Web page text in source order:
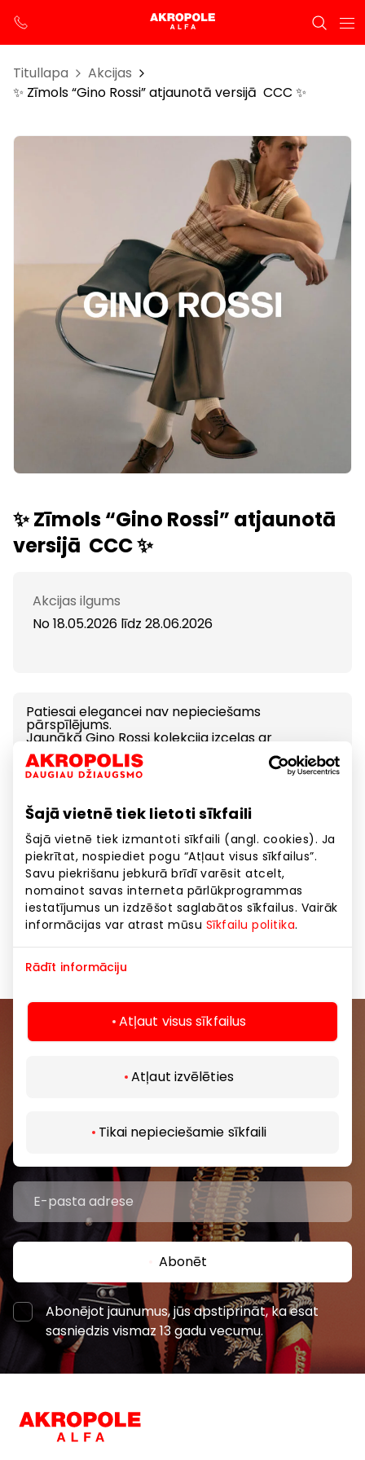
Šajā vietnē tiek lietoti sīkfaili
Šajā vietnē tiek izmantoti sīkfaili (angl. cookies). Ja
piekrītat, nospiediet pogu “Atļaut visus sīkfailus”.
Savu piekrišanu jebkurā brīdī varēsit atcelt,
nomainot savas interneta pārlūkprogrammas
iestatījumus un izdzēšot saglabātos sīkfailus. Vairāk
informācijas var atrast mūsu Sīkfailu politika.
Rādīt informāciju
Atļaut visus sīkfailus
Atļaut izvēlēties
Tikai nepieciešamie sīkfaili
Titullapa
Akcijas
✨ Zīmols “Gino Rossi” atjaunotā versijā CCC ✨
✨ Zīmols “Gino Rossi” atjaunotā
versijā CCC ✨
Akcijas ilgums
No 18.05.2026 līdz 28.06.2026
Patiesai elegancei nav nepieciešams
pārspīlējums.
JaunākāGino Rossi kolekcija izceļas ar
izsmalcinātiem siluetiem, mierīgu krāsu paleti un
laikmetīgiem aksesuāriem, kas dabiski papildina
ikvienu tēlu.
minimālistiskām sandalēm un izsmalcinātām
somām sievietēm līdz klasiskāmlofer
kurpēm, zamšādas apaviem un modernām
sportiska stila sporta kurpēm vīriešiem —
kolekcija apvieno vakara eleganci ar ikdienas
vieglumu.
Mūsdienīga. Atturīga. Pārliecināta.
Ideāli piemērota vasaras vakariem pilsētā,
svinībām un ikvienam mirklim, kurā
nepieciešams viegls elegances pieskāriens.
Atklājiet jaunoGino Rossiapavu un somu
kolekciju jau tagad CCC veikalos.
Pievienojieties mūsu kopienai
Uzzini pirmais par labākajiem piedāvājumiem,
Rīga”.
Abonēt
Abonējot jaunumus, jūs apstiprināt, ka esat
sasniedzis vismaz 13 gadu vecumu.